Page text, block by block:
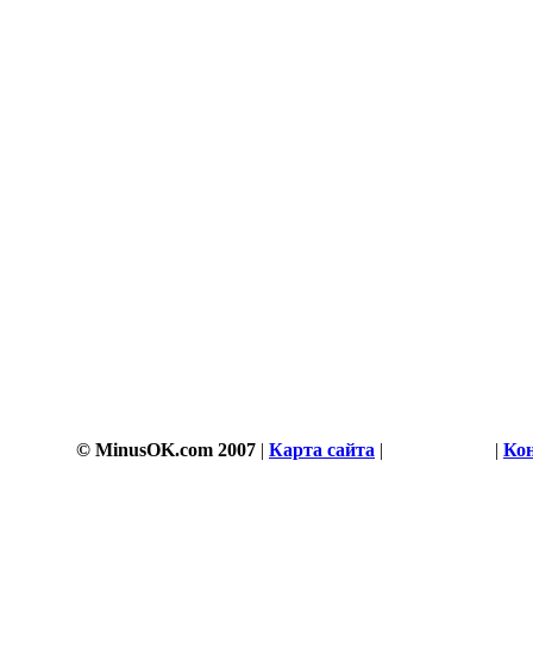
© MinusOK.com 2007 | Карта сайта | |